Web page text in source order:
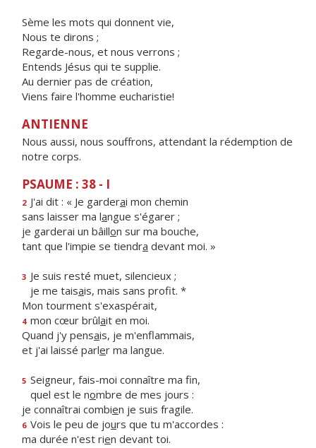
Sème les mots qui donnent vie,
Nous te dirons ;
Regarde-nous, et nous verrons ;
Entends Jésus qui te supplie.
Au dernier pas de création,
Viens faire l'homme eucharistie!
ANTIENNE
Nous aussi, nous souffrons, attendant la rédemption de
notre corps.
PSAUME : 38 - I
2 J'ai dit : « Je garderai mon chemin
sans laisser ma langue s'égarer ;
je garderai un bâillon sur ma bouche,
tant que l'impie se tiendra devant moi. »
3 Je suis resté muet, silencieux ;
je me taisais, mais sans profit. *
Mon tourment s'exaspérait,
4 mon cœur brûlait en moi.
Quand j'y pensais, je m'enflammais,
et j'ai laissé parler ma langue.
5 Seigneur, fais-moi connaître ma fin,
quel est le nombre de mes jours :
je connaîtrai combien je suis fragile.
6 Vois le peu de jours que tu m'accordes :
ma durée n'est rien devant toi.